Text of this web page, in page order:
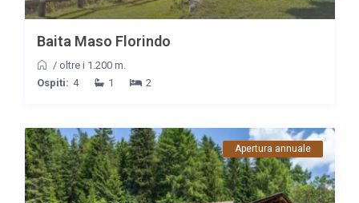
Baita Maso Florindo
/ oltre i 1.200 m.
Ospiti: 4 1 2
Apertura annuale